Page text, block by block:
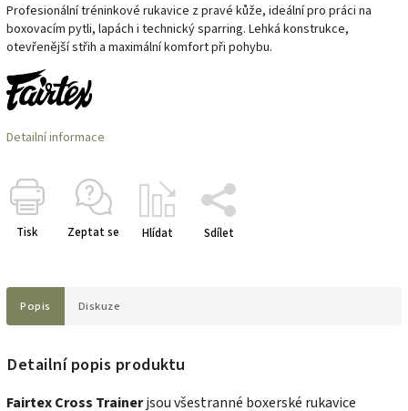
Profesionální tréninkové rukavice z pravé kůže, ideální pro práci na
boxovacím pytli, lapách i technický sparring. Lehká konstrukce,
otevřenější střih a maximální komfort při pohybu.
Detailní informace
Tisk Zeptat se Hlídat Sdílet
Popis Diskuze
Detailní popis produktu
Fairtex Cross Trainerjsou všestranné boxerské rukavice